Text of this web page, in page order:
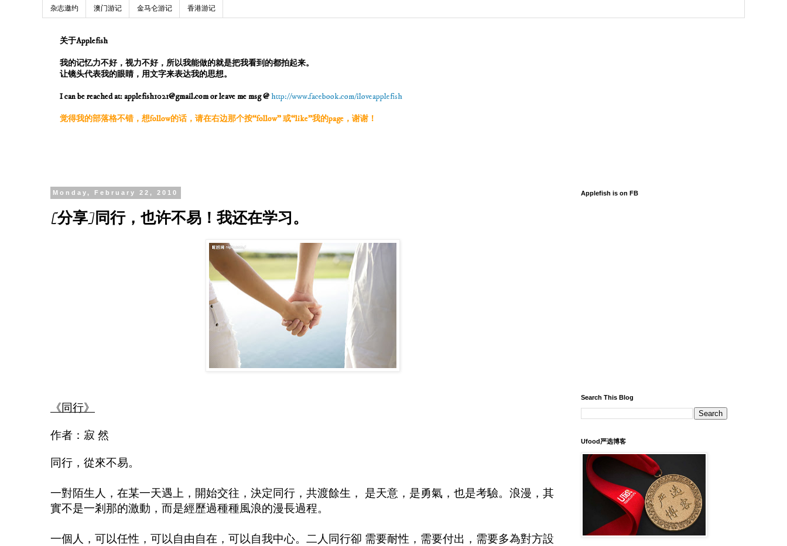
杂志邀约
澳门游记 金马仑游记 香港游记
关于Applefish
我的记忆力不好，视力不好，所以我能做的就是把我看到的都拍起来。
让镜头代表我的眼睛，用文字来表达我的思想。
I can be reached at: applefish1021@gmail.com or leave me msg @http://www.facebook.com/iloveapplefish
觉得我的部落格不错，想follow的话，请在右边那个按“follow” 或“like”我的page，谢谢！
Monday, February 22, 2010
[分享]同行，也许不易！我还在学习。
《同行》
作者：寂 然
同行，從來不易。
一對陌生人，在某一天遇上，開始交往，決定同行，共渡餘生， 是天意，是勇氣，也是考驗。浪漫，其
實不是一剎那的激動，而是經歷過種種風浪的漫長過程。
一個人，可以任性，可以自由自在，可以自我中心。二人同行卻 需要耐性，需要付出，需要多為對方設
Applefish is on FB
Search This Blog
Ufood严选博客